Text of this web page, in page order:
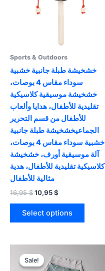
Sports & Outdoors
خشخيشة طبلة جانبية خشبية
سوداء مقاس 4 بوصات،
خشخيشة موسيقية كلاسيكية
تقليدية للأطفال، هدايا وألعاب
للأطفال من قسم التحرير
الجماعيخشخيشة طبلة جانبية
خشبية سوداء مقاس 4 بوصات،
آلة موسيقية أورف، خشخيشة
كلاسيكية تقليدية للأطفال، هدية
مثالية للأطفال
16,95$Original
was:
16,95 $.
10,95$
is:
10,95 $.
Select options
This
Sale!
Sale!